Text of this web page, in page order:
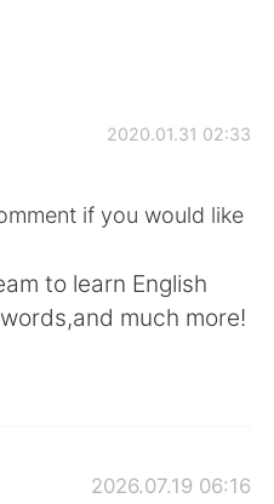
2020.01.31 02:33
if you would like
to learn English
much more!
2026.07.19 06:16